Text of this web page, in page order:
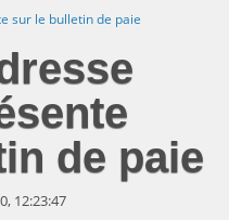
sur le bulletin de paie
de paie
12:23:47